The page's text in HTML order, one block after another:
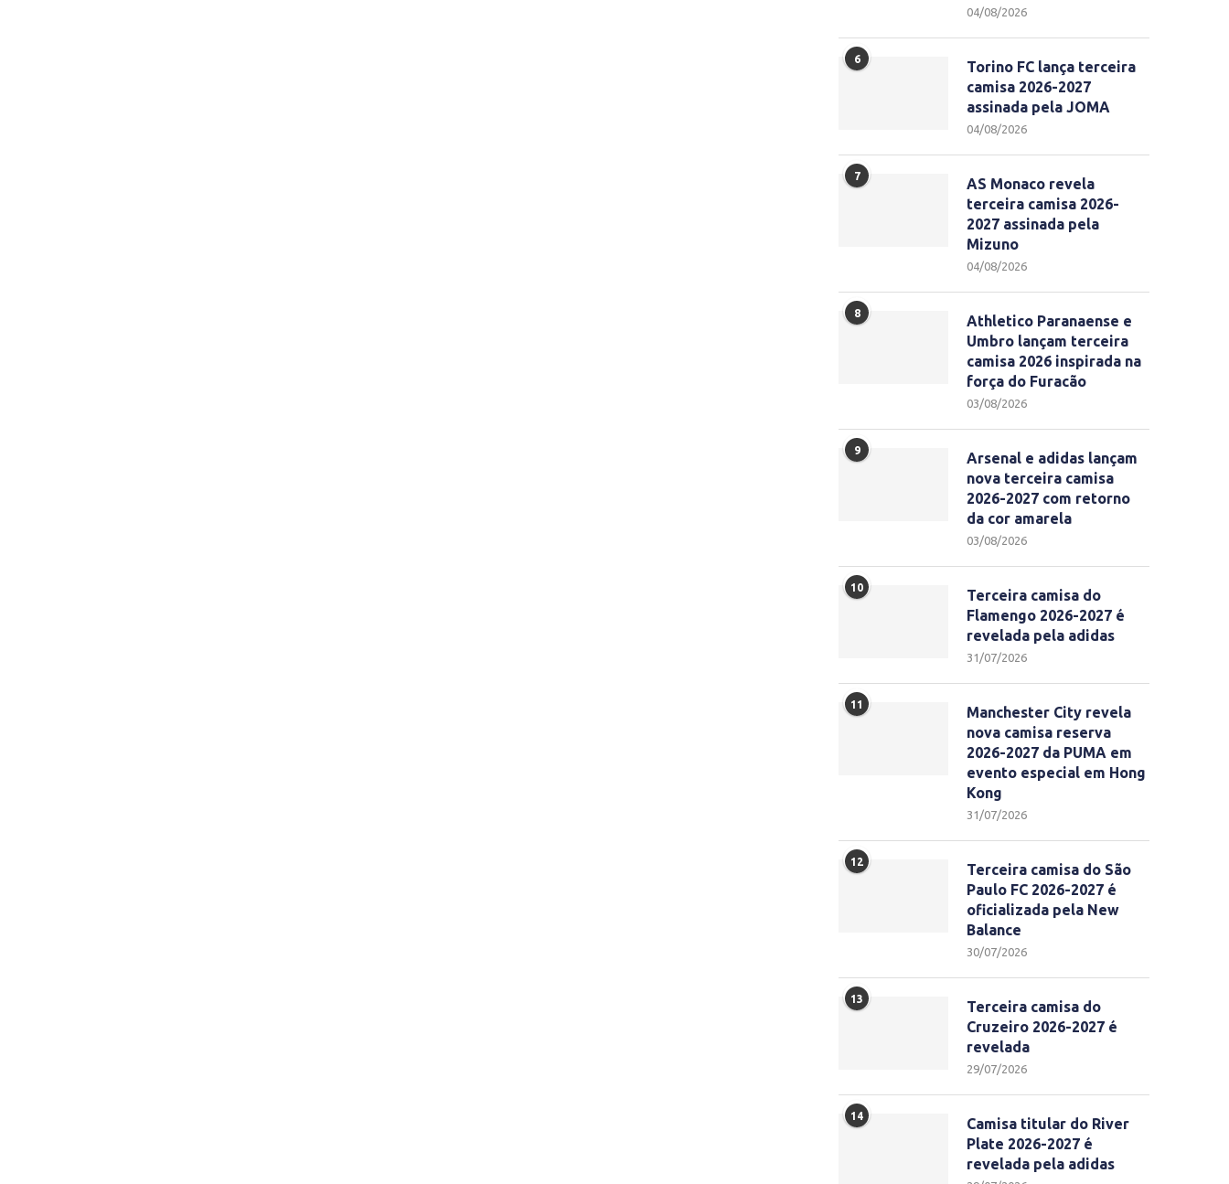
04/08/2026
6
Torino FC lança terceira
camisa 2026-2027
assinada pela JOMA
04/08/2026
7
AS Monaco revela
terceira camisa 2026-
2027 assinada pela
Mizuno
04/08/2026
8
Athletico Paranaense e
Umbro lançam terceira
camisa 2026 inspirada na
força do Furacão
03/08/2026
9
Arsenal e adidas lançam
nova terceira camisa
2026-2027 com retorno
da cor amarela
03/08/2026
10
Terceira camisa do
Flamengo 2026-2027 é
revelada pela adidas
31/07/2026
11
Manchester City revela
nova camisa reserva
2026-2027 da PUMA em
evento especial em Hong
Kong
31/07/2026
12
Terceira camisa do São
Paulo FC 2026-2027 é
oficializada pela New
Balance
30/07/2026
13
Terceira camisa do
Cruzeiro 2026-2027 é
revelada
29/07/2026
14
Camisa titular do River
Plate 2026-2027 é
revelada pela adidas